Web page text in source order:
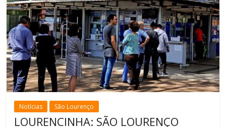
Notícias São Lourenço
LOURENCINHA: SÃO LOURENÇO